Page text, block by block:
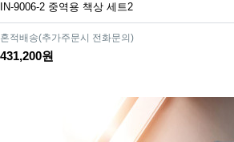
IN-9006-2 중역용 책상 세트2
혼적배송(추가주문시 전화문의)
431,200원